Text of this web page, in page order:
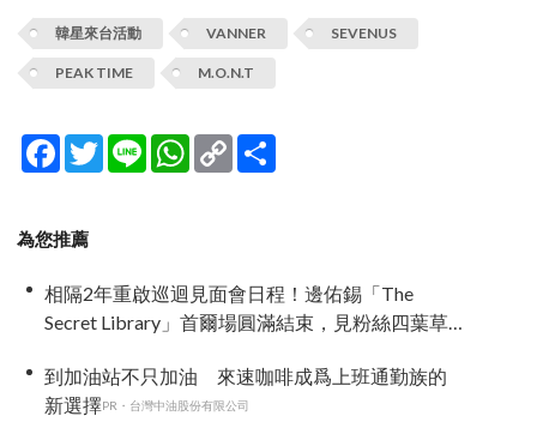
韓星來台活動 VANNER SEVENUS
PEAK TIME M.O.N.T
Facebook
TwitterLine WhatsApp
Copy
Link
為您推薦
相隔2年重啟巡迴見面會日程！邊佑錫「The
Secret Library」首爾場圓滿結束，見粉絲四葉草
到加油站不只加油 來速咖啡成爲上班通勤族的
新選擇PR・台灣中油股份有限公司